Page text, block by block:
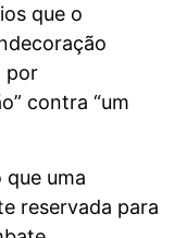
que o
por
contra “um
uma
reservada para